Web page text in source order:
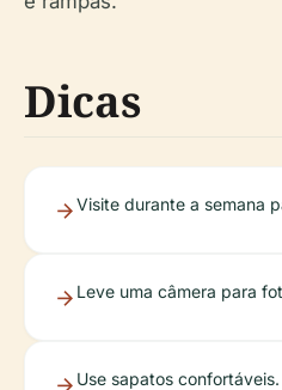
Dicas
Visite durante a semana
Leve uma câmera para
Use sapatos confortáveis.